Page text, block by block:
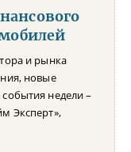
и рынка
новые
недели –
Эксперт»,